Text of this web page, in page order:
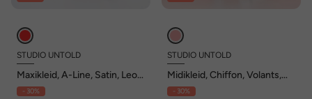
STUDIO UNTOLD
Maxikleid, A-Line, Satin, Leo-
Alloverdruck
- 30%
STUDIO UNTOLD
Midikleid, Chiffon, Volants,
Unterkleid
- 30%